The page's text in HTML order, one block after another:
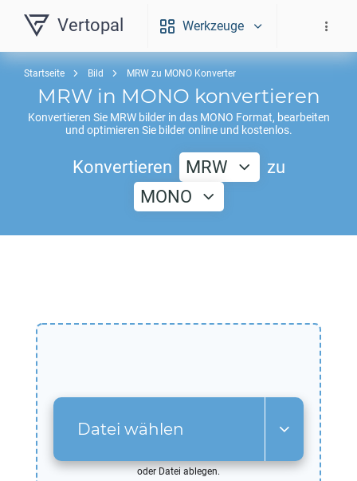
Vertopal Werkzeuge
Startseite Bild MRW zu MONO Konverter
MRWin MONO konvertieren
Konvertieren Sie MRWbilder in das MONO Format, bearbeiten
und optimieren Sie bilder online und kostenlos.
Konvertieren MRW
zu
MONO
Datei wählen
oder Datei ablegen.